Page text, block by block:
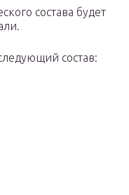
состава будет
состав: